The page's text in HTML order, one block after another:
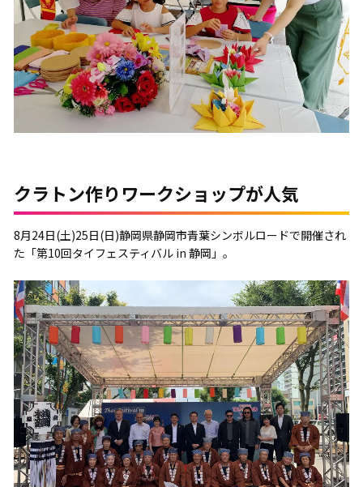
クラトン作りワークショップが人気
8月24日(土)25日(日)静岡県静岡市青葉シンボルロードで開催され
た「第10回タイフェスティバル in 静岡」。